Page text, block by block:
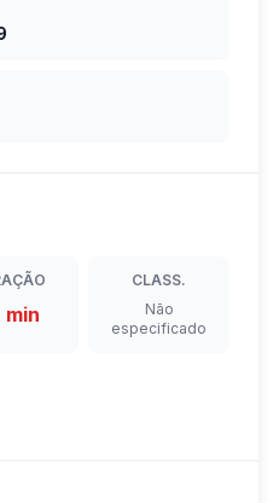
min
CLASS.
Não
especificado